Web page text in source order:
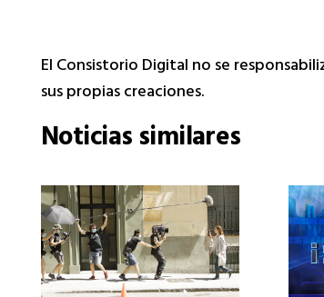
El Consistorio Digital no se
sus propias creaciones.
Noticias similares